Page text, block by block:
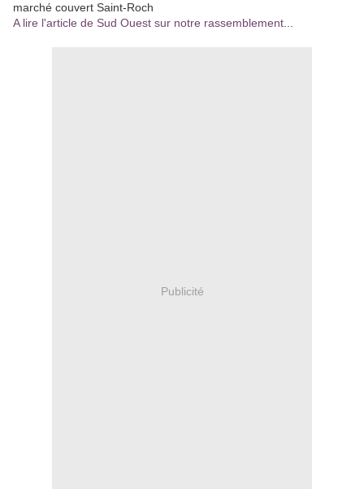
marché couvert Saint-Roch
A lire l'article de Sud Ouest sur notre rassemblement
Publicité